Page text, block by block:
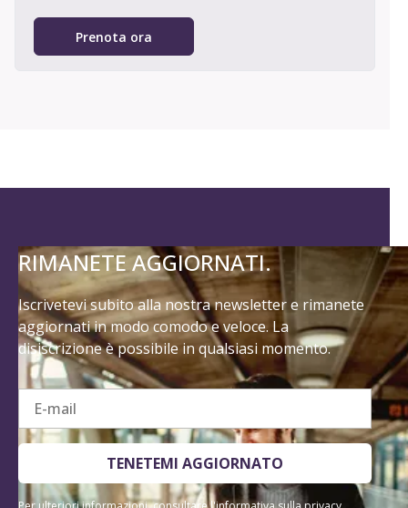
Prenota ora
RIMANETE AGGIORNATI.
Iscrivetevi subito alla nostra newsletter e rimanete
aggiornati in modo comodo e veloce. La
disiscrizione è possibile in qualsiasi momento.
E-mail
TENETEMI AGGIORNATO